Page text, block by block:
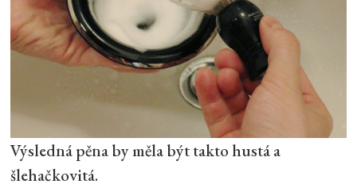
Výsledná pěna by měla být takto hustá a
šlehačkovitá.